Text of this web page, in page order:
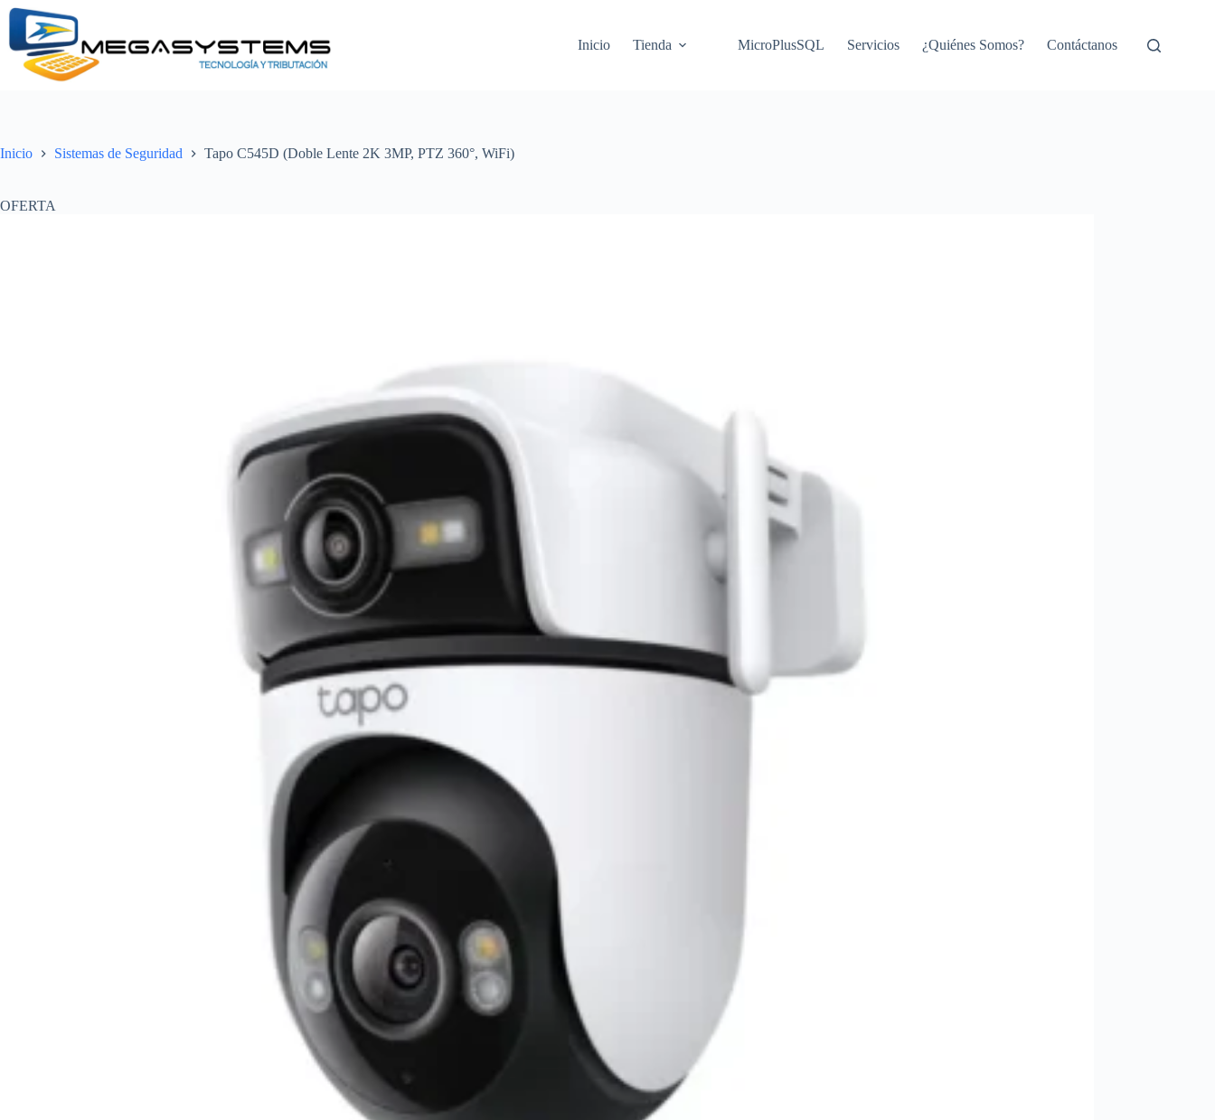
Saltar
contenido
Inicio Tienda MicroPlusSQL Servicios ¿Quiénes Somos? Contáctanos
Inicio Sistemas de Seguridad Tapo C545D (Doble Lente 2K 3MP, PTZ 360°, WiFi)
OFERTA